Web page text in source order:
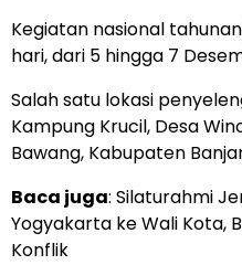
Kegiatan nasional
hari, dari 5 hingga 7
Salah satu lokasi
Kampung Krucil, Desa
Bawang, Kabupaten
Baca juga: Silaturahmi
Yogyakarta ke Wali Kota,
Konflik